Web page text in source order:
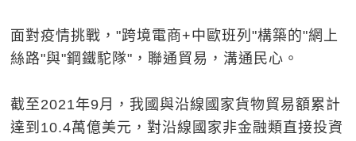
面對疫情挑戰，"跨境電商+中歐班列"構築的"網上
絲路"與"鋼鐵駝隊"，聯通貿易，溝通民心。
截至2021年9月，我國與沿線國家貨物貿易額累計
達到10.4萬億美元，對沿線國家非金融類直接投資